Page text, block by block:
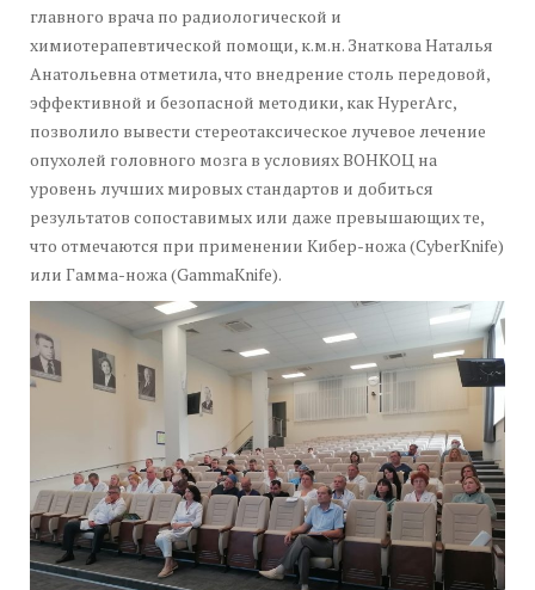
главного врача по радиологической и
химиотерапевтической помощи, к.м.н. Знаткова Наталья
Анатольевна отметила, что внедрение столь передовой,
эффективной и безопасной методики, как HyperArc,
позволило вывести стереотаксическое лучевое лечение
опухолей головного мозга в условиях ВОНКОЦ на
уровень лучших мировых стандартов и добиться
результатов сопоставимых или даже превышающих те,
что отмечаются при применении Кибер-ножа (CyberKnife)
или Гамма-ножа (GammaKnife).